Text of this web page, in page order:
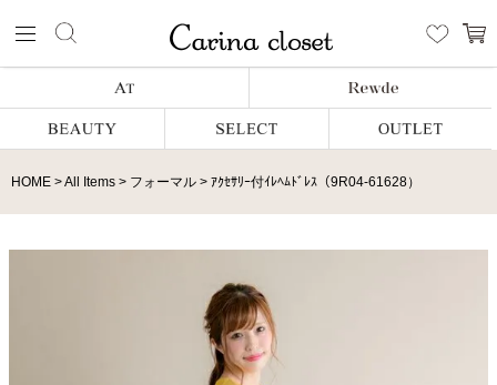
HOME All Items フォーマル ｱｸｾｻﾘｰ付ｲﾚﾍﾑﾄﾞﾚｽ（9R04-61628）